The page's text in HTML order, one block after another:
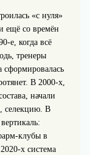
«с нуля»
ещё со времён
когда всё
тренеры
В 2000‑х,
начали
селекцию. В
клубы в
система